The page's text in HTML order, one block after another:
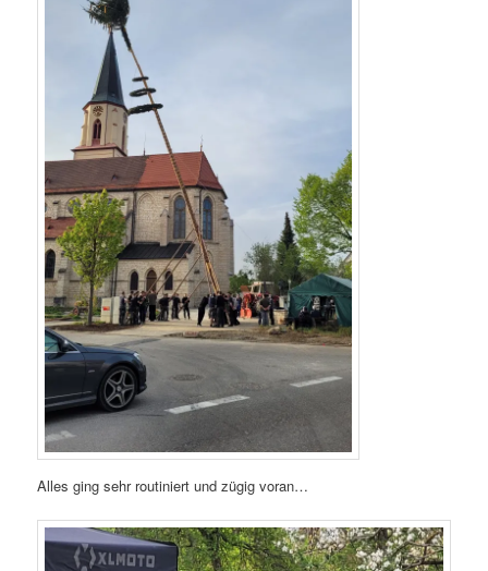
Alles ging sehr routiniert und zügig voran…